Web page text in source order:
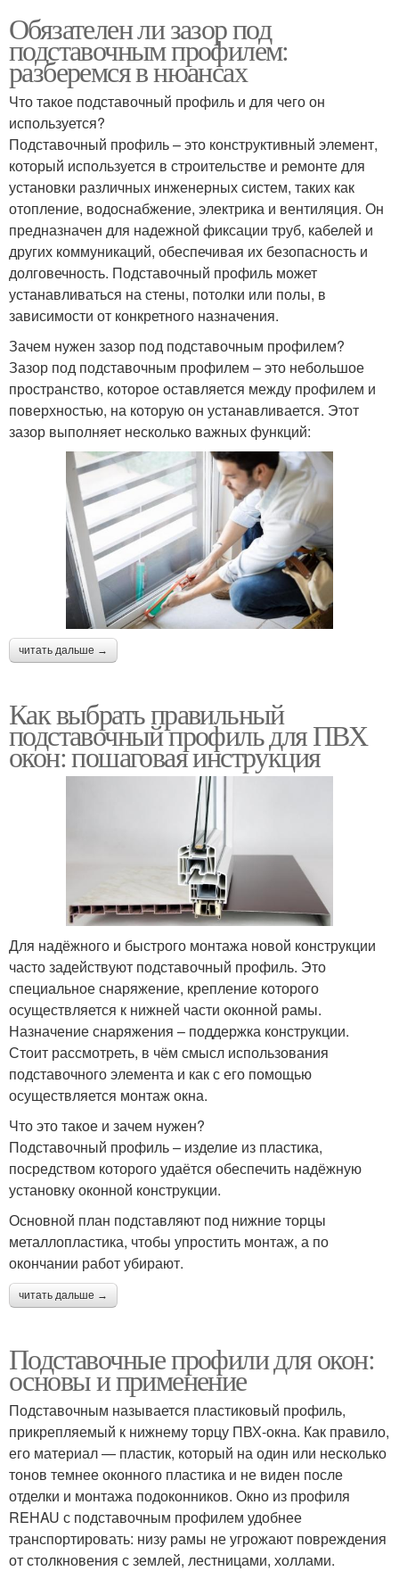
Обязателен ли зазор под
подставочным профилем:
разберемся в нюансах
Что такое подставочный профиль и для чего он
используется?
Подставочный профиль – это конструктивный элемент,
который используется в строительстве и ремонте для
установки различных инженерных систем, таких как
отопление, водоснабжение, электрика и вентиляция. Он
предназначен для надежной фиксации труб, кабелей и
других коммуникаций, обеспечивая их безопасность и
долговечность. Подставочный профиль может
устанавливаться на стены, потолки или полы, в
зависимости от конкретного назначения.
Зачем нужен зазор под подставочным профилем?
Зазор под подставочным профилем – это небольшое
пространство, которое оставляется между профилем и
поверхностью, на которую он устанавливается. Этот
зазор выполняет несколько важных функций:
читать дальше →
Как выбрать правильный
подставочный профиль для ПВХ
окон: пошаговая инструкция
Для надёжного и быстрого монтажа новой конструкции
часто задействуют подставочный профиль. Это
специальное снаряжение, крепление которого
осуществляется к нижней части оконной рамы.
Назначение снаряжения – поддержка конструкции.
Стоит рассмотреть, в чём смысл использования
подставочного элемента и как с его помощью
осуществляется монтаж окна.
Что это такое и зачем нужен?
Подставочный профиль – изделие из пластика,
посредством которого удаётся обеспечить надёжную
установку оконной конструкции.
Основной план подставляют под нижние торцы
металлопластика, чтобы упростить монтаж, а по
окончании работ убирают.
читать дальше →
Подставочные профили для окон:
основы и применение
Подставочным называется пластиковый профиль,
прикрепляемый к нижнему торцу ПВХ-окна. Как правило,
его материал — пластик, который на один или несколько
тонов темнее оконного пластика и не виден после
отделки и монтажа подоконников. Окно из профиля
REHAU с подставочным профилем удобнее
транспортировать: низу рамы не угрожают повреждения
от столкновения с землей, лестницами, холлами.